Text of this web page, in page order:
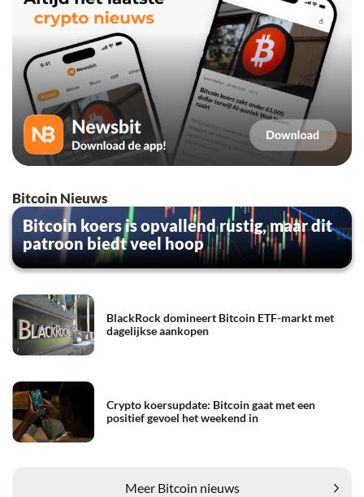
Bitcoin Nieuws
Bitcoin koers is opvallend rustig, maar dit
patroon biedt veel hoop
BlackRock domineert Bitcoin ETF-markt met
dagelijkse aankopen
Crypto koersupdate: Bitcoin gaat met een
positief gevoel het weekend in
Meer Bitcoin nieuws